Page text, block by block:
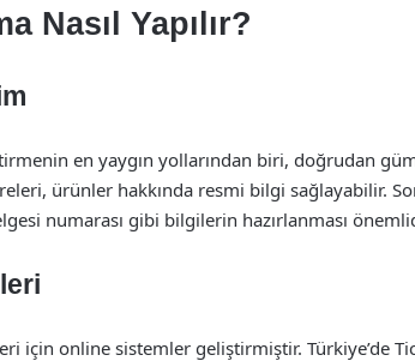
Nasıl Yapılır?
en yaygın yollarından biri, doğrudan
ürünler hakkında resmi bilgi sağlayabilir.
numarası gibi bilgilerin hazırlanması
için online sistemler geliştirmiştir. Türkiye’de